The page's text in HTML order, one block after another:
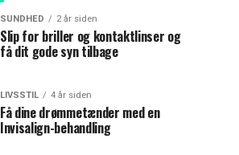
SUNDHED 2 år siden
Slip for briller og kontaktlinser og
få dit gode syn tilbage
LIVSSTIL 4 år siden
Få dine drømmetænder med en
Invisalign-behandling